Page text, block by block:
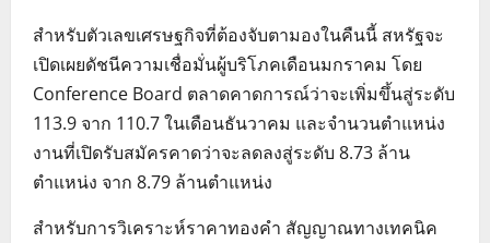
สำหรับตัวเลขเศรษฐกิจที่ต้องจับตามองในคืนนี้ สหรัฐจะ
เปิดเผยดัชนีความเชื่อมั่นผู้บริโภคเดือนมกราคม โดย
Conference Board ตลาดคาดการณ์ว่าจะเพิ่มขึ้นสู่ระดับ
113.9 จาก 110.7 ในเดือนธันวาคม และจำนวนตำแหน่ง
งานที่เปิดรับสมัครคาดว่าจะลดลงสู่ระดับ 8.73 ล้าน
ตำแหน่ง จาก 8.79 ล้านตำแหน่ง
สำหรับการวิเคราะห์ราคาทองคำ สัญญาณทางเทคนิค